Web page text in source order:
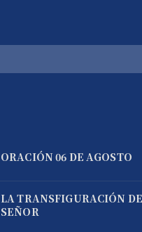
ORACIÓN 06 DE AGOSTO
LA TRANSFIGURACIÓN
SEÑOR